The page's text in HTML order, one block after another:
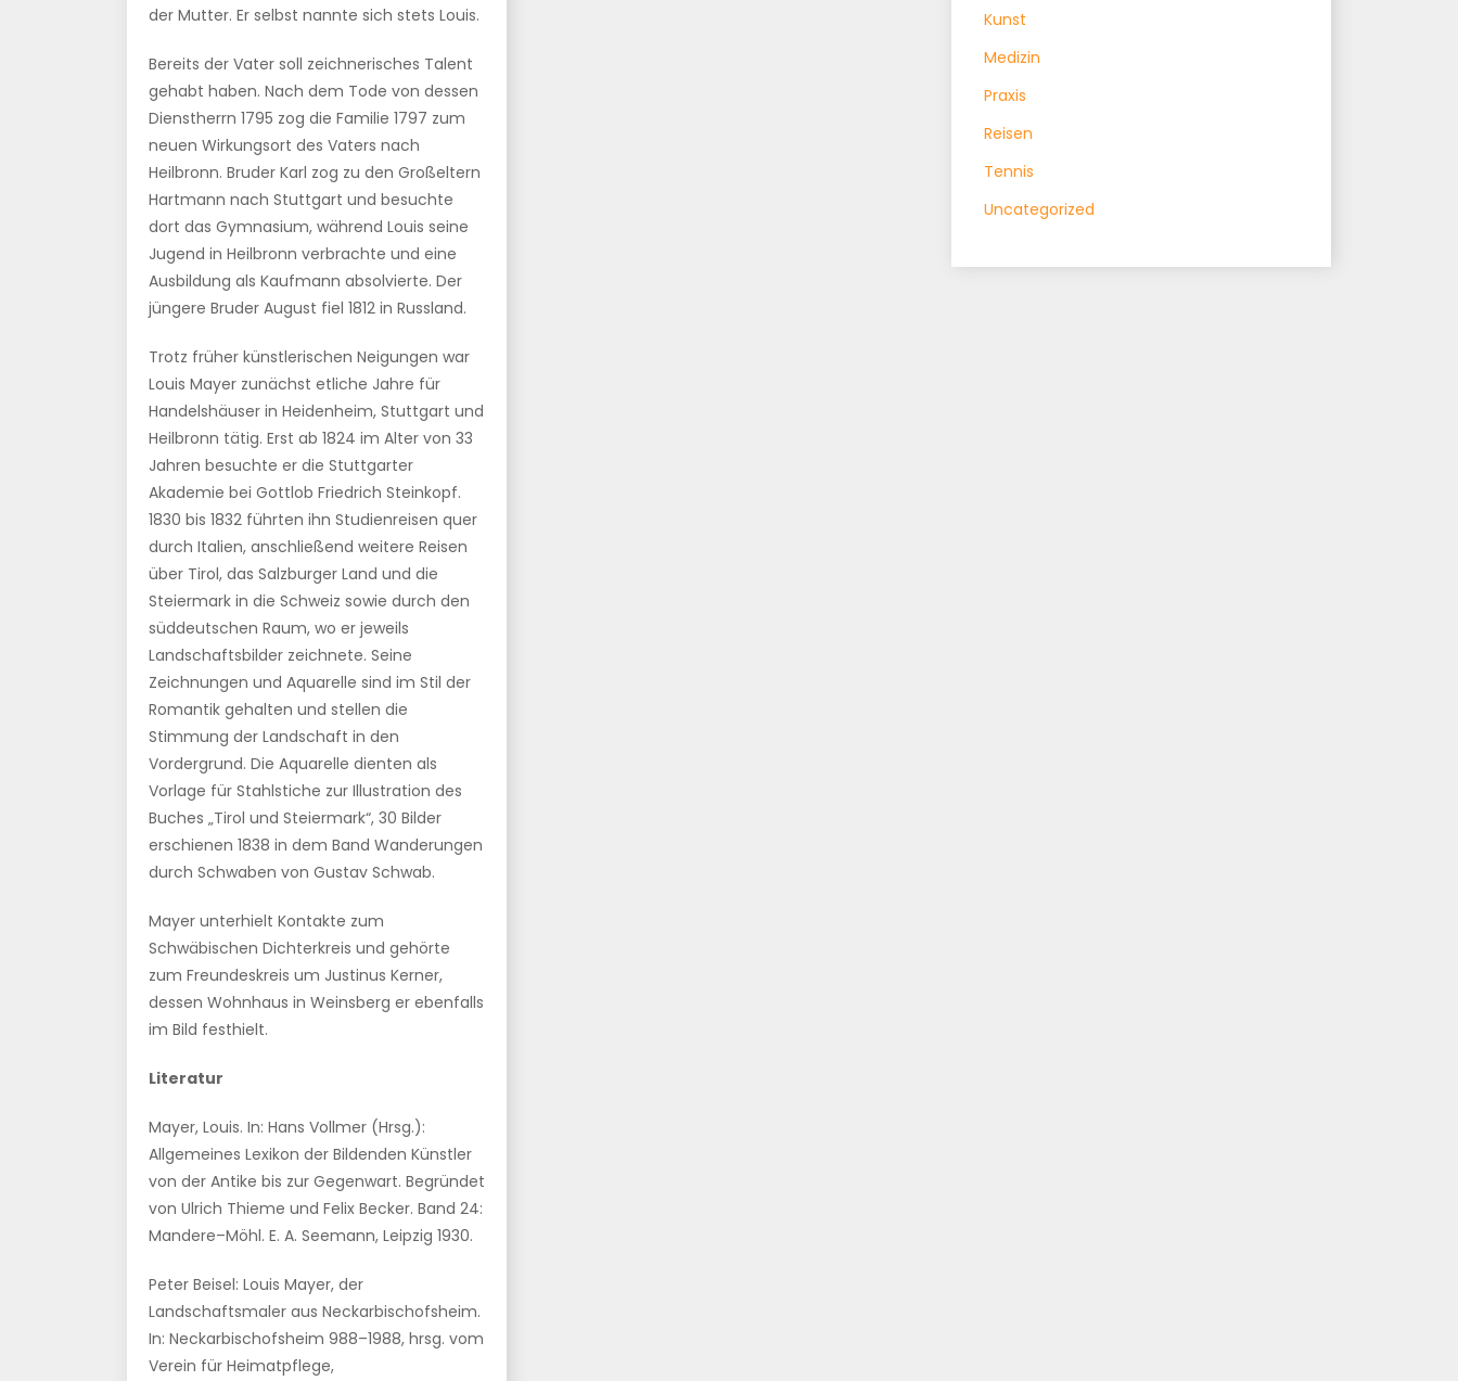
der Mutter. Er selbst nannte sich stets Louis.
Bereits der Vater soll zeichnerisches Talent
gehabt haben. Nach dem Tode von dessen
Dienstherrn 1795 zog die Familie 1797 zum
neuen Wirkungsort des Vaters nach
Heilbronn. Bruder Karl zog zu den Großeltern
Hartmann nach Stuttgart und besuchte
dort das Gymnasium, während Louis seine
Jugend in Heilbronn verbrachte und eine
Ausbildung als Kaufmann absolvierte. Der
jüngere Bruder August fiel 1812 in Russland.
Trotz früher künstlerischen Neigungen war
Louis Mayer zunächst etliche Jahre für
Handelshäuser in Heidenheim, Stuttgart und
Heilbronn tätig. Erst ab 1824 im Alter von 33
Jahren besuchte er die Stuttgarter
Akademie bei Gottlob Friedrich Steinkopf.
1830 bis 1832 führten ihn Studienreisen quer
durch Italien, anschließend weitere Reisen
über Tirol, das Salzburger Land und die
Steiermark in die Schweiz sowie durch den
süddeutschen Raum, wo er jeweils
Landschaftsbilder zeichnete. Seine
Zeichnungen und Aquarelle sind im Stil der
Romantik gehalten und stellen die
Stimmung der Landschaft in den
Vordergrund. Die Aquarelle dienten als
Vorlage für Stahlstiche zur Illustration des
Buches „Tirol und Steiermark“, 30 Bilder
erschienen 1838 in dem Band Wanderungen
durch Schwaben von Gustav Schwab.
Mayer unterhielt Kontakte zum
Schwäbischen Dichterkreis und gehörte
zum Freundeskreis um Justinus Kerner,
dessen Wohnhaus in Weinsberg er ebenfalls
im Bild festhielt.
Literatur
Mayer, Louis. In: Hans Vollmer (Hrsg.):
Allgemeines Lexikon der Bildenden Künstler
von der Antike bis zur Gegenwart. Begründet
von Ulrich Thieme und Felix Becker. Band 24:
Mandere–Möhl. E. A. Seemann, Leipzig 1930.
Peter Beisel: Louis Mayer, der
Landschaftsmaler aus Neckarbischofsheim.
In: Neckarbischofsheim 988–1988, hrsg. vom
Verein für Heimatpflege,
Kunst
Medizin
Praxis
Reisen
Tennis
Uncategorized